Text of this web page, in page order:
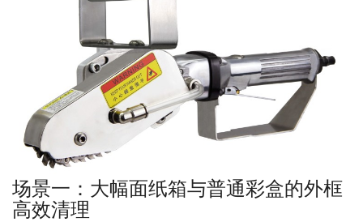
场景一：大幅面纸箱与普通彩盒的外框
高效清理